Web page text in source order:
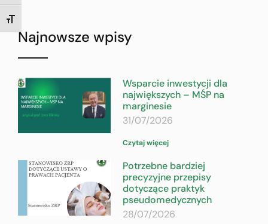
TOGGLE FONT SIZE
Najnowsze wpisy
Wsparcie inwestycji dla
największych – MŚP na
marginesie
31/07/2026
Czytaj więcej
Potrzebne bardziej
precyzyjne przepisy
dotyczące praktyk
pseudomedycznych
28/07/2026